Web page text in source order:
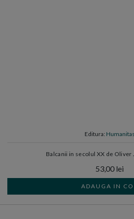
Editura: Humanitas
Balcanii in secolul XX de Oliver
53,00 lei
ADAUGA IN